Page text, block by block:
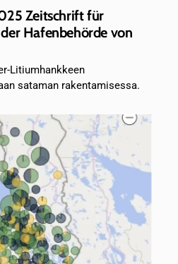
Zeitschrift für
Hafenbehörde von
Litiumhankkeen
sataman rakentamisessa.